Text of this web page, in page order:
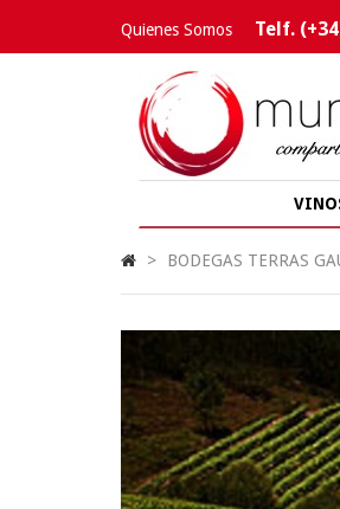
Quienes Somos Telf.
> BODEGAS TERRAS